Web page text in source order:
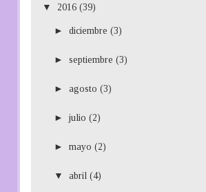
▼ 2016 (39)
► diciembre (3)
► septiembre (3)
► agosto (3)
► julio (2)
► mayo (2)
▼ abril (4)